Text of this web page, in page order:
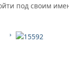
под своим